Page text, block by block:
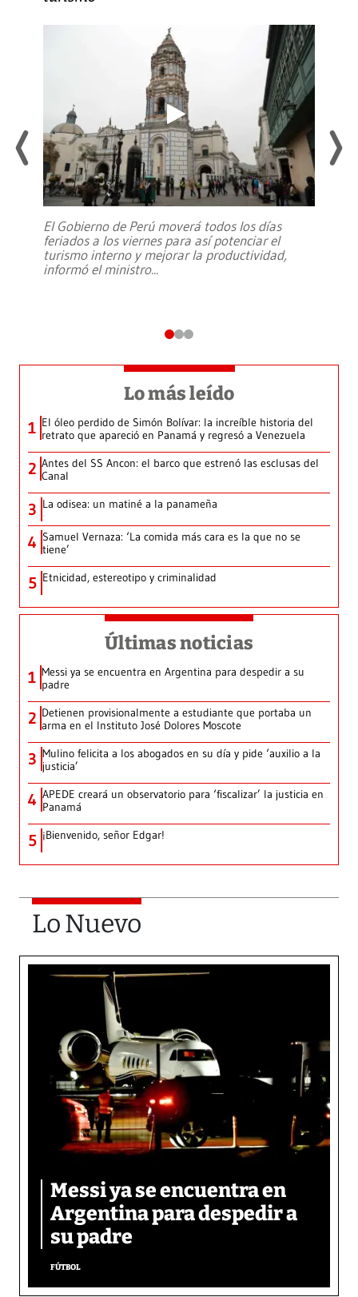
El Gobierno de Perú moverá todos los días
feriados a los viernes para así potenciar el
turismo interno y mejorar la productividad,
informó el ministro...
Lo más leído
1 El óleo perdido de Simón Bolívar: la increíble historia del
retrato que apareció en Panamá y regresó a Venezuela
2 Antes del SS Ancon: el barco que estrenó las esclusas del
Canal
3 La odisea: un matiné a la panameña
4 Samuel Vernaza: ‘La comida más cara es la que no se
tiene’
5 Etnicidad, estereotipo y criminalidad
Últimas noticias
1 Messi ya se encuentra en Argentina para despedir a su
padre
2 Detienen provisionalmente a estudiante que portaba un
arma en el Instituto José Dolores Moscote
3 Mulino felicita a los abogados en su día y pide ‘auxilio a la
justicia’
4 APEDE creará un observatorio para ‘fiscalizar’ la justicia en
Panamá
5 ¡Bienvenido, señor Edgar!
Lo Nuevo
Messi ya se encuentra en
Argentina para despedir a
su padre
FÚTBOL